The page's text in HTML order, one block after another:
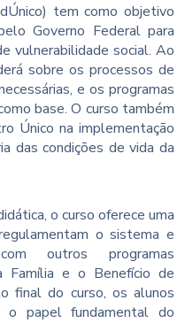
tem como objetivo
Governo Federal para
vulnerabilidade social. Ao
sobre os processos de
e os programas
base. O curso também
Único na implementação
das condições de vida da
o curso oferece uma
o sistema e
outros programas
Família e o Benefício de
final do curso, os alunos
o papel fundamental do